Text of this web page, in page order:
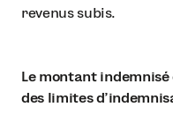
revenus subis.
Le montant
des limites